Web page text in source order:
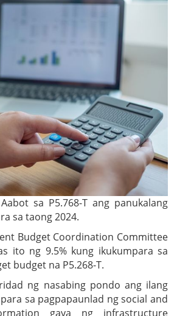
Aabot sa P5.768-T ang panukalang
sa taong 2024.
Budget Coordination Committee
ito ng 9.5% kung ikukumpara sa
budget na P5.268-T.
ng nasabing pondo ang ilang
sa pagpapaunlad ng social and
gaya ng infrastructure